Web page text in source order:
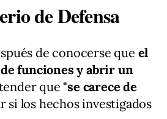
de Defensa
de conocerse que el
funciones y abrir un
que"se carece de
si los hechos investigados